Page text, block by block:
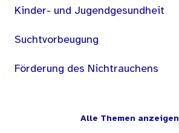
Kinder- und Jugendgesundheit
Suchtvorbeugung
Förderung des Nichtrauchens
Alle Themen anzeigen